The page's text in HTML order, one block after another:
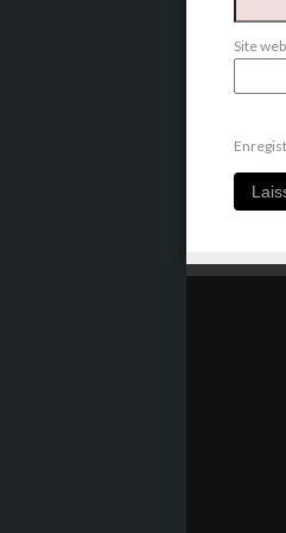
Site web